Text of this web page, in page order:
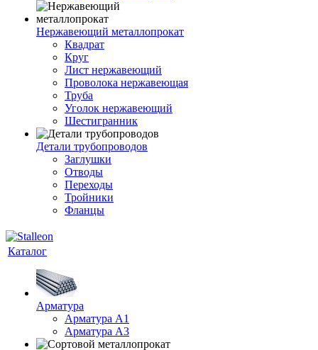
Нержавеющий металлопрокат
Квадрат
Круг
Лист нержавеющий
Проволока нержавеющая
Труба
Уголок нержавеющий
Шестигранник
Детали трубопроводов
Заглушки
Отводы
Переходы
Тройники
Фланцы
Каталог
Арматура
Арматура A1
Арматура А3